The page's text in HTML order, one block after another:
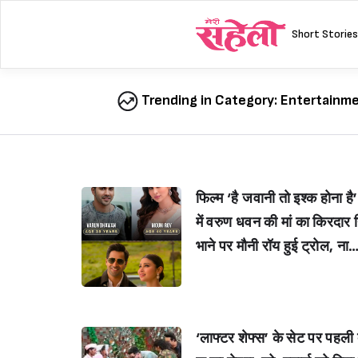
Short Stories
Trending in Category:
फिल्म ‘है जवानी तो इश्क होना है’
में वरुण धवन की मां का किरदार
भाने पर मौनी रॉय हुई ट्रोल, ना
Mother In Hai Jawani Toh
‘लाफ्टर शेफ्स’ के सेट पर पहली